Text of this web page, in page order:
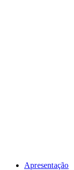
Apresentação